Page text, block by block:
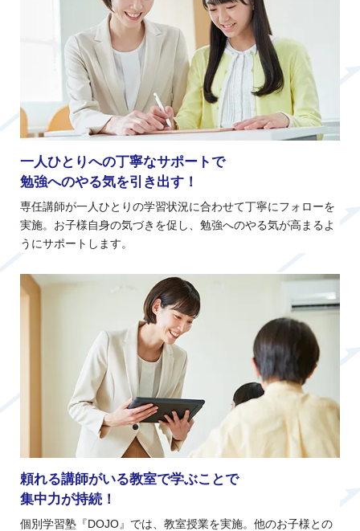
一人ひとりへの丁寧なサポートで
勉強へのやる気を引き出す！
専任講師が一人ひとりの学習状況に合わせて丁寧にフォローを
実施。お子様自身の気づきを促し、勉強へのやる気が高まるよ
うにサポートします。
頼れる講師がいる教室で学ぶことで
集中力が持続！
個別学習塾『DOJO』では、教室授業を実施。他のお子様との